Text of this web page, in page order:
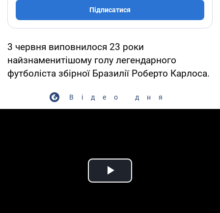
Підписатися
3 червня виповнилося 23 роки
найзнаменитiшому голу легендарного
футболіста збірної Бразилії Роберто Карлоса.
Відео дня
Play Video